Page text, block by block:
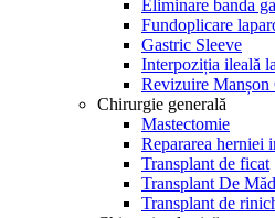
Eliminare banda
Fundoplicare
Gastric Sleeve
Interpoziția ileală
Revizuire Manșon
Chirurgie generală
Mastectomie
Repararea herniei
Transplant de ficat
Transplant De
Transplant de